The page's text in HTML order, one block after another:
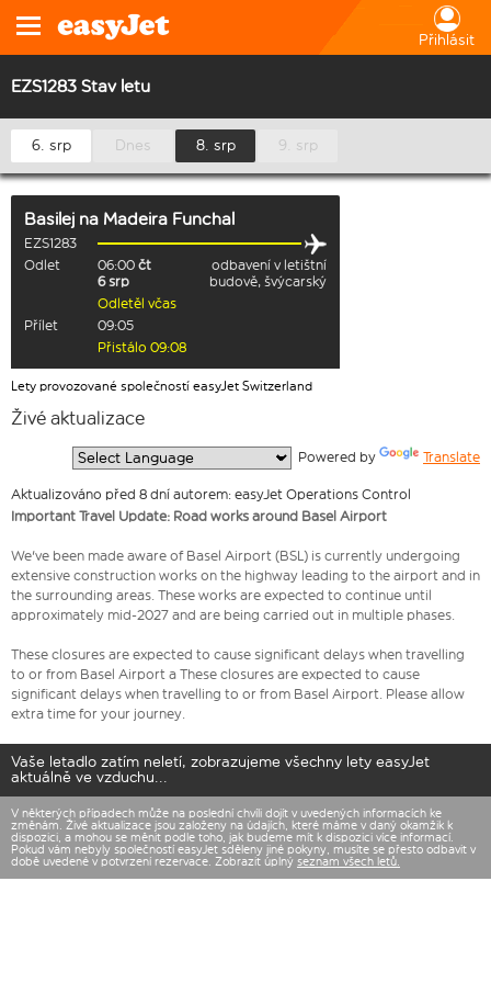
Přihlásit
EZS1283 Stav letu
6. srp Dnes 8. srp 9. srp
Basilej na Madeira Funchal
EZS1283
Odlet
06:00 čt
6 srp
odbavení v letištní
budově, švýcarský
Odletěl včas
Přílet
09:05
Přistálo 09:08
Lety provozované společností easyJet Switzerland
Živé aktualizace
Powered by Translate
Aktualizováno před 8 dní autorem: easyJet Operations Control
Important Travel Update: Road works around Basel Airport
We've been made aware of Basel Airport (BSL) is currently undergoing
extensive construction works on the highway leading to the airport and in
the surrounding areas. These works are expected to continue until
approximately mid-2027 and are being carried out in multiple phases.
These closures are expected to cause significant delays when travelling
to or from Basel Airport a These closures are expected to cause
significant delays when travelling to or from Basel Airport. Please allow
extra time for your journey.
Vaše letadlo zatím neletí, zobrazujeme všechny lety easyJet
aktuálně ve vzduchu...
V některých případech může na poslední chvíli dojít v uvedených informacích ke
změnám. Živé aktualizace jsou založeny na údajích, které máme v daný okamžik k
dispozici, a mohou se měnit podle toho, jak budeme mít k dispozici více informací.
Pokud vám nebyly společností easyJet sděleny jiné pokyny, musíte se přesto odbavit v
době uvedené v potvrzení rezervace. Zobrazit úplný seznam všech letů.